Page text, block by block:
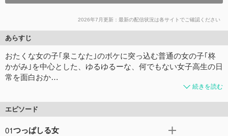
2026年7月更新：最新の配信状況は各サイトでご確認ください
あらすじ
おたくな女の子｢泉こなた｣のボケに突っ込む普通の女の子｢柊
かがみ｣を中心とした、ゆるゆるーな、何でもない女子高生の日
常を面白おか…
続きを読む
エピソード
01つっぱしる女